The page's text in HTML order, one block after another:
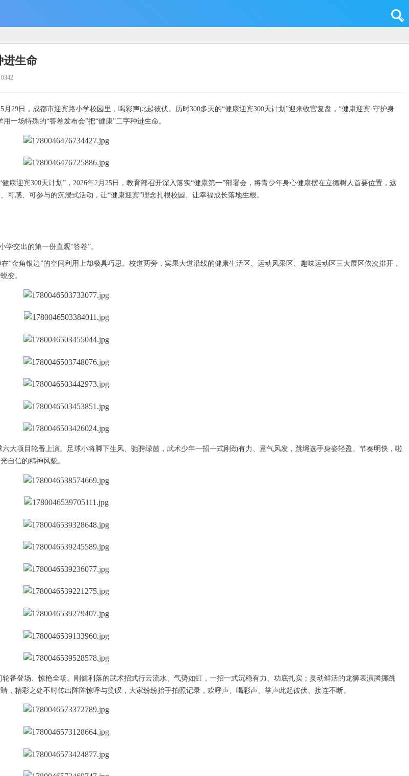
进生命
29日，成都市迎宾路小学校园里，喝彩声此起彼伏。历时300多天的“健康迎宾300天计划”迎来收官复盘，“健康迎宾·守护身
一场特殊的“答卷发布会”把“健康”二字种进生命。
康迎宾300天计划”，2026年2月25日，教育部召开深入落实“健康第一”部署会，将青少年身心健康摆在立德树人首要位置，这
感、可参与的沉浸式活动，让“健康迎宾”理念扎根校园、让幸福成长落地生根。
交出的第一份直观“答卷”。
“金角银边”的空间利用上却极具巧思。校道两旁，宾果大道沿线的健康生活区、运动风采区、趣味运动区三大展区依次排开，
变。
大项目轮番上演。足球小将脚下生风、驰骋绿茵，武术少年一招一式刚劲有力、意气风发，跳绳选手身姿轻盈、节奏明快，啦
自信的精神风貌。
登场、惊艳全场。刚健利落的武术招式行云流水、气势如虹，一招一式沉稳有力、功底扎实；灵动鲜活的龙狮表演腾挪跳
精彩之处不时传出阵阵惊呼与赞叹，大家纷纷抬手拍照记录，欢呼声、喝彩声、掌声此起彼伏、接连不断。